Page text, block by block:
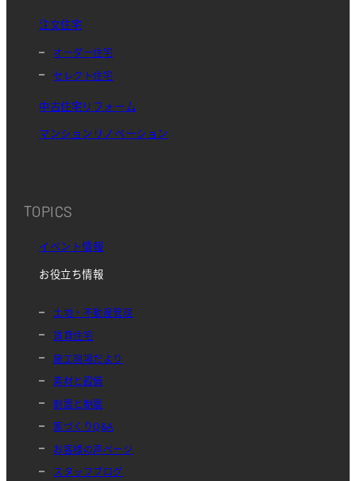
注文住宅
オーダー住宅
セレクト住宅
中古住宅リフォーム
マンションリノベーション
TOPICS
イベント情報
お役立ち情報
土地・不動産管理
賃貸住宅
施工現場だより
素材と設備
耐震と制震
家づくりQ&A
お客様の声ページ
スタッフブログ